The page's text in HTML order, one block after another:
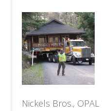
Nickels Bros.,